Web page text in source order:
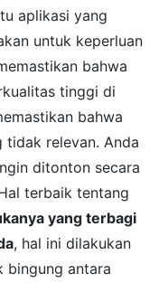
aplikasi yang
untuk keperluan
bahwa
tinggi di
bahwa
tidak relevan. Anda
ditonton secara
terbaik tentang
yang terbagi
, hal ini dilakukan
bingung antara